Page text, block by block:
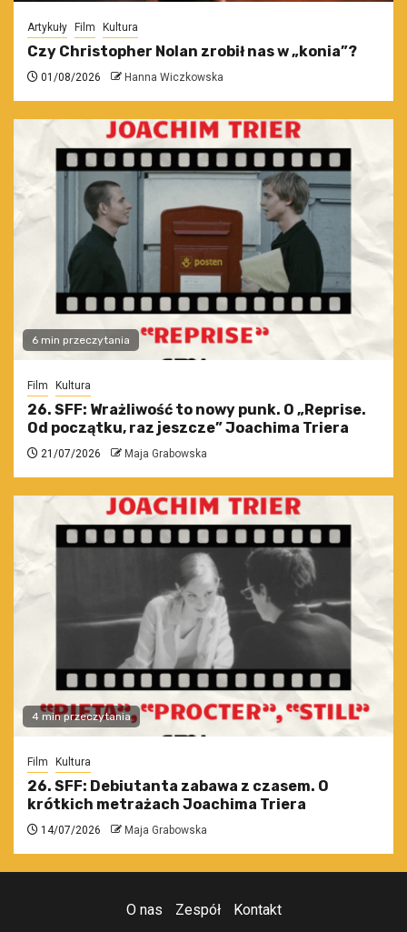
Artykuły Film Kultura
Czy Christopher Nolan zrobił nas w „konia”?
01/08/2026 Hanna Wiczkowska
6 min przeczytania
Film Kultura
26. SFF: Wrażliwość to nowy punk. O „Reprise.
Od początku, raz jeszcze” Joachima Triera
21/07/2026 Maja Grabowska
4 min przeczytania
Film Kultura
26. SFF: Debiutanta zabawa z czasem. O
krótkich metrażach Joachima Triera
14/07/2026 Maja Grabowska
O nas Zespół Kontakt